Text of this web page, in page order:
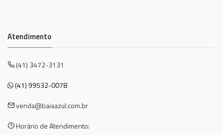
Atendimento
(41) 3472-3131
(41) 99532-0078
venda@baiaazul.com.br
Horário de Atendimento: